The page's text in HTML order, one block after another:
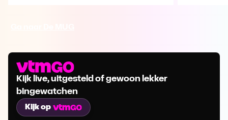
Kijk live, uitgesteld of gewoon lekker
bingewatchen
Kijk op